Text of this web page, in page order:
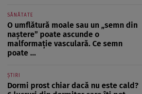
SĂNĂTATE
O umflătură moale sau un „semn din
naștere” poate ascunde o
malformație vasculară. Ce semn
poate ...
ȘTIRI
Dormi prost chiar dacă nu este cald?